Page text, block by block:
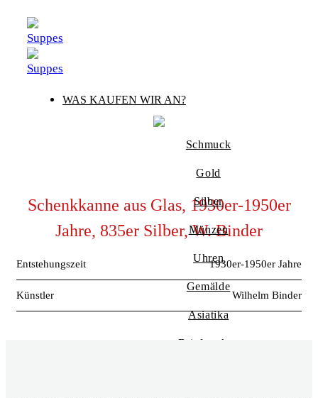
Zum
Inhalt
springen
WAS KAUFEN WIR AN?
Schmuck
Gold
Silber
Münzen
Uhren
Gemälde
Asiatika
Briefmarken
Schenkkanne aus Glas, 1930er-1950er
Jahre, 835er Silber, W. Binder
Entstehungszeit 1930er-1950er Jahre
Künstler Wilhelm Binder